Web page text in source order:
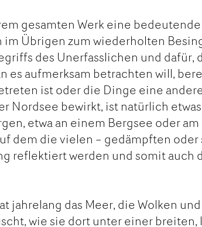
gesamten Werk eine
Übrigen zum wiederholten
des Unerfasslichen und dafür,
es aufmerksam betrachten will,
ist oder die Dinge eine
Nordsee bewirkt, ist natürlich
etwa an einem Bergsee oder am
dem die vielen – gedämpften oder
reflektiert werden und somit auch
jahrelang das Meer, die Wolken
wie sie dort unter einer